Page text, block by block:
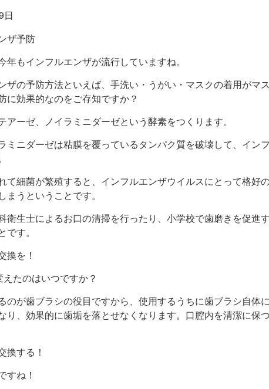
日
ザ予防
年もインフルエンザが流行していますね。
ザの予防方法といえば、手洗い・うがい・マスクの着用がマ
に効果的なのをご存知ですか？
アーゼ、ノイラミニダーゼという酵素をつくります。
ミニダーゼは粘膜を覆っているタンパク質を破壊して、イン
て細菌が繁殖すると、インフルエンザウイルスにとって格好
うということです。
衛生士によるお口の清掃を行ったり、小学校で歯磨きを促進
す。
換を！
たのはいつですか？
のが歯ブラシの役目ですから、使用するうちに歯ブラシ自体
り、効果的に歯垢を落とせなくなります。口腔内を清潔に保
換する！
すね！